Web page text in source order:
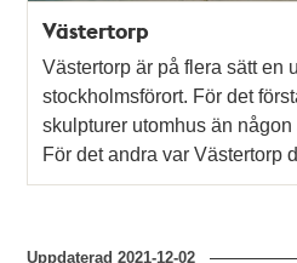
Västertorp
Västertorp är på flera sätt en
stockholmsförort. För det
skulpturer utomhus än
För det andra var Västertorp
Uppdaterad2021-12-02